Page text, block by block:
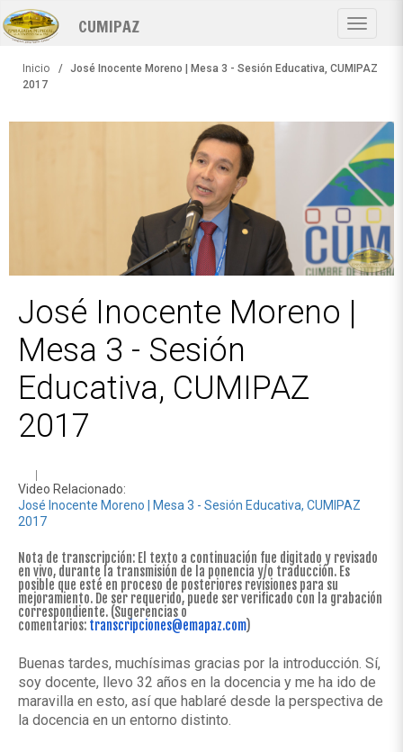
Pasar
al
contenido
Toggle
CUMIPAZ
Inicio
José Inocente Moreno | Mesa 3 - Sesión Educativa, CUMIPAZ
2017
José Inocente Moreno |
Mesa 3 - Sesión
Educativa, CUMIPAZ
2017
Video Relacionado:
José Inocente Moreno | Mesa 3 - Sesión Educativa, CUMIPAZ
2017
Nota de transcripción: El texto a continuación fue digitado y revisado
en vivo, durante la transmisión de la ponencia y/o traducción. Es
posible que esté en proceso de posteriores revisiones para su
mejoramiento. De ser requerido, puede ser verificado con la grabación
correspondiente. (Sugerencias o
comentarios: transcripciones@emapaz.com)
Buenas tardes, muchísimas gracias por la introducción. Sí,
soy docente, llevo 32 años en la docencia y me ha ido de
maravilla en esto, así que hablaré desde la perspectiva de
la docencia en un entorno distinto.